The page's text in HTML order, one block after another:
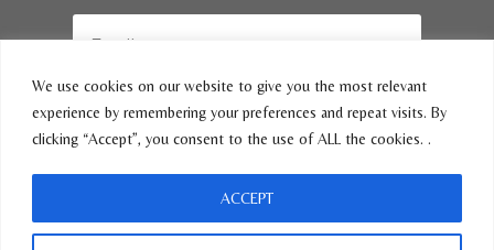
We use cookies on our website to give you the most relevant
experience by remembering your preferences and repeat visits. By
clicking “Accept”, you consent to the use of ALL the cookies. .
ACCEPT
SUBSCRIBE